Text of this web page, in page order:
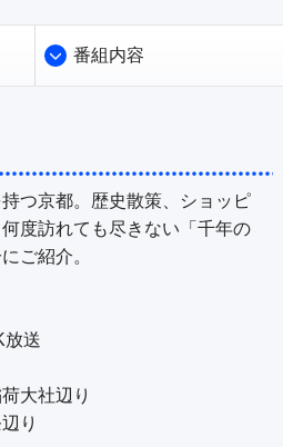
番組内容
つ京都。歴史散策、ショッピ
度訪れても尽きない「千年の
ご紹介。
放送
大社辺り
り